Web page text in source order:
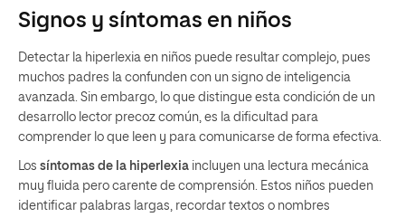
Signos y síntomas en niños
Detectar la hiperlexia en niños puede resultar complejo, pues
muchos padres la confunden con un signo de inteligencia
avanzada. Sin embargo, lo que distingue esta condición de un
desarrollo lector precoz común, es la dificultad para
comprender lo que leen y para comunicarse de forma efectiva.
Los síntomas de la hiperlexia incluyen una lectura mecánica
muy fluida pero carente de comprensión. Estos niños pueden
identificar palabras largas, recordar textos o nombres